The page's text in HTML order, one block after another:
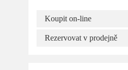
Koupit on-line
Rezervovat v prodejně